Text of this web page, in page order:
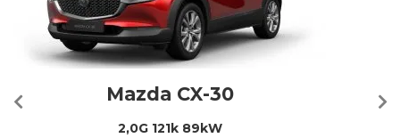
Mazda CX-30
2,0G 121k 89kW